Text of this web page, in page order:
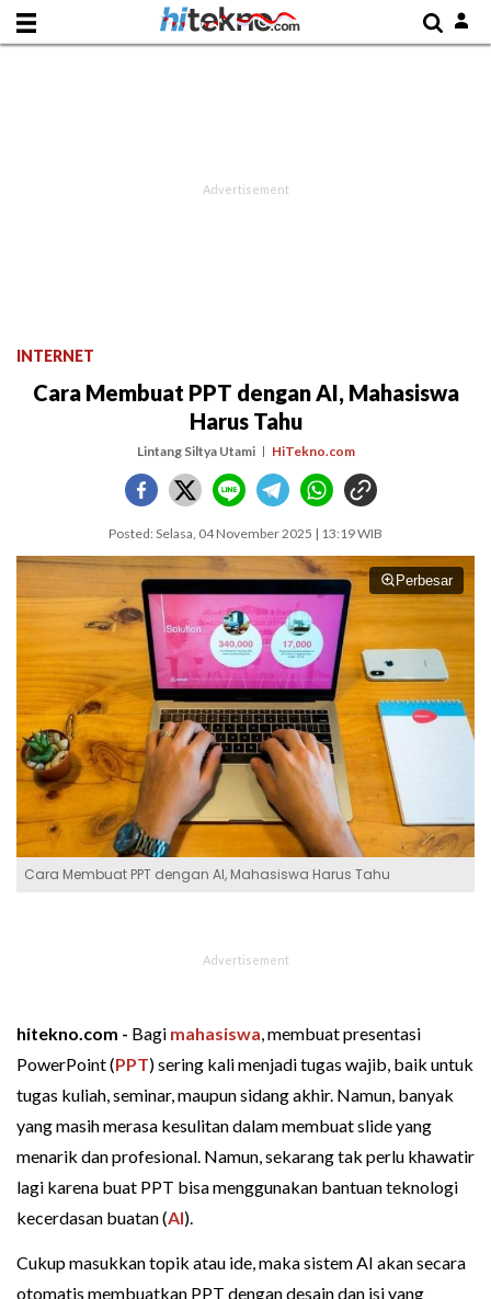
INTERNET
Cara Membuat PPT dengan AI, Mahasiswa
Harus Tahu
Lintang Siltya Utami HiTekno.com
Posted: Selasa, 04 November 2025 | 13:19 WIB
Perbesar
Cara Membuat PPT dengan AI, Mahasiswa Harus Tahu
hitekno.com - Bagi mahasiswa, membuat presentasi
PowerPoint (PPT) sering kali menjadi tugas wajib, baik untuk
tugas kuliah, seminar, maupun sidang akhir. Namun, banyak
yang masih merasa kesulitan dalam membuat slide yang
menarik dan profesional. Namun, sekarang tak perlu khawatir
lagi karena buat PPT bisa menggunakan bantuan teknologi
kecerdasan buatan (AI).
Cukup masukkan topik atau ide, maka sistem AI akan secara
otomatis membuatkan PPT dengan desain dan isi yang